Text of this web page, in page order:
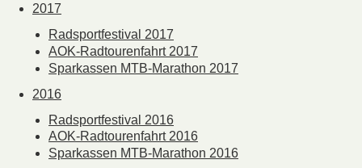
2017
Radsportfestival 2017
AOK-Radtourenfahrt 2017
Sparkassen MTB-Marathon 2017
2016
Radsportfestival 2016
AOK-Radtourenfahrt 2016
Sparkassen MTB-Marathon 2016